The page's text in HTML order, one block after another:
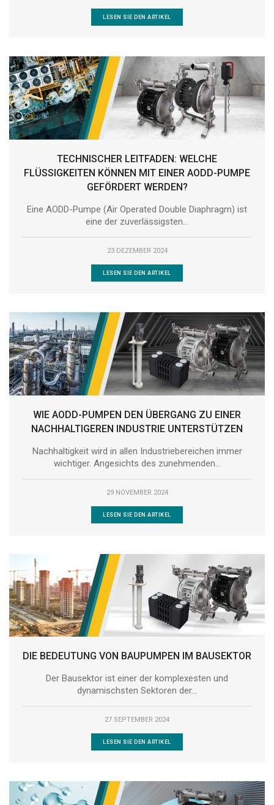
LESEN SIE DEN ARTIKEL
TECHNISCHER LEITFADEN: WELCHE
FLÜSSIGKEITEN KÖNNEN MIT EINER AODD-PUMPE
GEFÖRDERT WERDEN?
Eine AODD-Pumpe (Air Operated Double Diaphragm) ist
eine der zuverlässigsten...
23 DEZEMBER 2024
LESEN SIE DEN ARTIKEL
WIE AODD-PUMPEN DEN ÜBERGANG ZU EINER
NACHHALTIGEREN INDUSTRIE UNTERSTÜTZEN
Nachhaltigkeit wird in allen Industriebereichen immer
wichtiger. Angesichts des zunehmenden...
29 NOVEMBER 2024
LESEN SIE DEN ARTIKEL
DIE BEDEUTUNG VON BAUPUMPEN IM BAUSEKTOR
Der Bausektor ist einer der komplexesten und
dynamischsten Sektoren der...
27 SEPTEMBER 2024
LESEN SIE DEN ARTIKEL